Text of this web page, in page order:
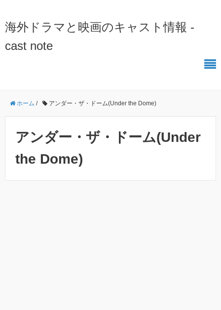
海外ドラマと映画のキャスト情報 -
cast note
ホーム / アンダー・ザ・ドーム(Under the Dome)
アンダー・ザ・ドーム(Under
the Dome)